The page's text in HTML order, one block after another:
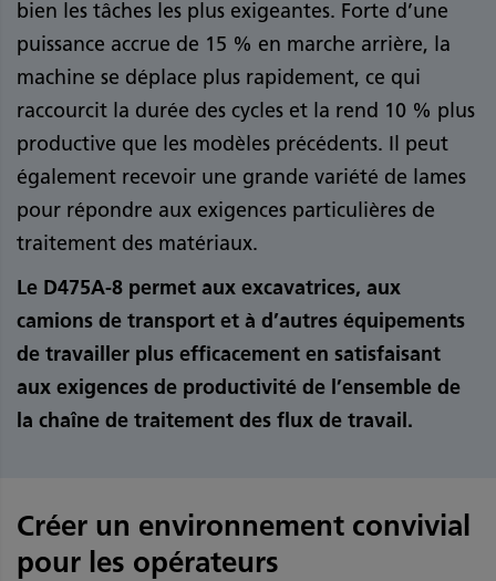
bien les tâches les plus exigeantes. Forte d’une
puissance accrue de 15 % en marche arrière, la
machine se déplace plus rapidement, ce qui
raccourcit la durée des cycles et la rend 10 % plus
productive que les modèles précédents. Il peut
également recevoir une grande variété de lames
pour répondre aux exigences particulières de
traitement des matériaux.
Le D475A-8 permet aux excavatrices, aux
camions de transport et à d’autres équipements
de travailler plus efficacement en satisfaisant
aux exigences de productivité de l’ensemble de
la chaîne de traitement des flux de travail.
Créer un environnement convivial
pour les opérateurs